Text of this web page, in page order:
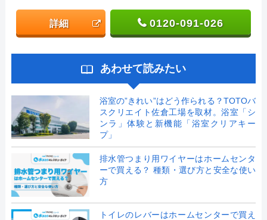
詳細 0120-091-026
あわせて読みたい
浴室の”きれい”はどう作られる？TOTOバ
スクリエイト佐倉工場を取材。浴室「シ
ンラ」体験と新機能「浴室クリアキー
プ」
排水管つまり用ワイヤーはホームセンタ
ーで買える？ 種類・選び方と安全な使い
方
トイレのレバーはホームセンターで買え